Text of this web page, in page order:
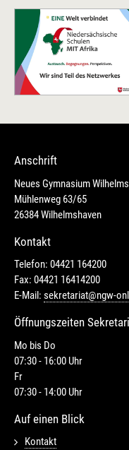
Anschrift
Neues Gymnasium
Mühlenweg 63/65
26384 Wilhelmshaven
Kontakt
Telefon: 04421 164200
Fax: 04421 16414200
E-Mail: sekretariat@ngw-
Öffnungszeiten
Mo bis Do
07:30 - 16:00 Uhr
Fr
07:30 - 14:00 Uhr
Auf einen Blick
Kontakt